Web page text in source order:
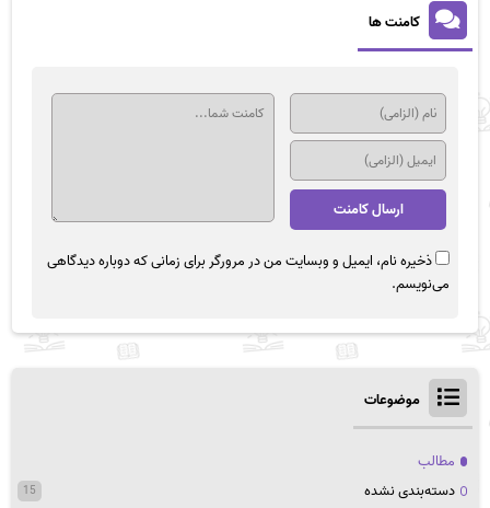
کامنت ها
ذخیره نام، ایمیل و وبسایت من در مرورگر برای زمانی که دوباره دیدگاهی
می‌نویسم.
موضوعات
مطالب
دسته‌بندی نشده
15